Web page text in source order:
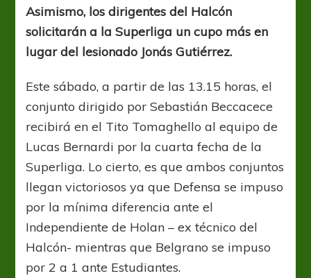
Asimismo, los dirigentes del Halcón
solicitarán a la Superliga un cupo más en
lugar del lesionado Jonás Gutiérrez.
Este sábado, a partir de las 13.15 horas, el
conjunto dirigido por Sebastián Beccacece
recibirá en el Tito Tomaghello al equipo de
Lucas Bernardi por la cuarta fecha de la
Superliga. Lo cierto, es que ambos conjuntos
llegan victoriosos ya que Defensa se impuso
por la mínima diferencia ante el
Independiente de Holan – ex técnico del
Halcón- mientras que Belgrano se impuso
por 2 a 1 ante Estudiantes.